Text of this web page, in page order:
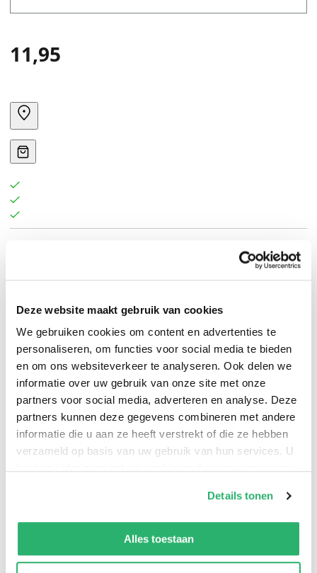
Deze website maakt gebruik van cookies
We gebruiken cookies om content en advertenties te
personaliseren, om functies voor social media te bieden
en om ons websiteverkeer te analyseren. Ook delen we
informatie over uw gebruik van onze site met onze
partners voor social media, adverteren en analyse. Deze
partners kunnen deze gegevens combineren met andere
informatie die u aan ze heeft verstrekt of die ze hebben
verzameld op basis van uw gebruik van hun services. U
kunnen ontvangen en verwerken.
Details tonen
Alles toestaan
11,95
0 |0